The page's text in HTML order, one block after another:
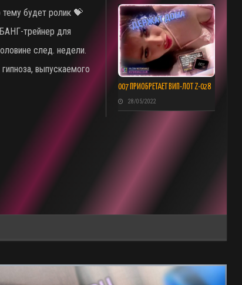
007 ПРИОБРЕТАЕТ ВИП-ЛОТ Z-028
28/05/2022
тему будет ролик 💝
трейнер для
след. недели.
выпускаемого